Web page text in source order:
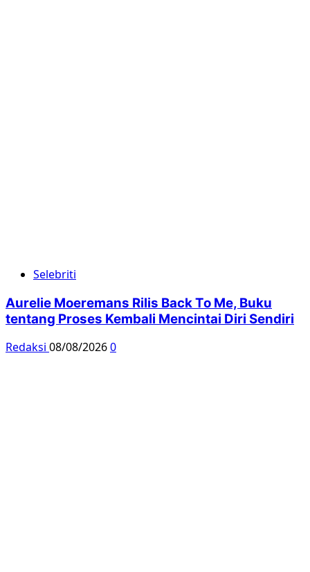
Selebriti
Aurelie Moeremans Rilis Back To Me, Buku
tentang Proses Kembali Mencintai Diri Sendiri
Redaksi 08/08/20260